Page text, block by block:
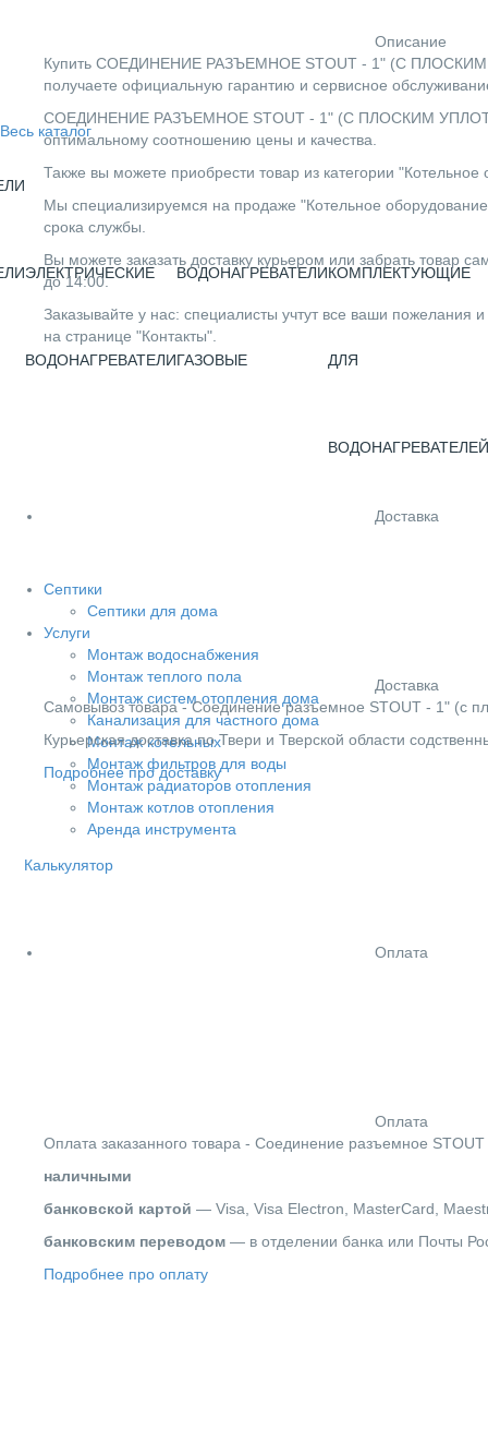
Весь каталог
ЭЛЕКТРИЧЕСКИЕ
ВОДОНАГРЕВАТЕЛИ
ВОДОНАГРЕВАТЕЛИ
ГАЗОВЫЕ
КОМПЛЕКТУЮЩИЕ
ДЛЯ
ВОДОНАГРЕВАТЕЛЕЙ
Септики
Септики для дома
Услуги
Монтаж водоснабжения
Монтаж теплого пола
Монтаж систем отопления дома
Канализация для частного дома
Монтаж котельных
Монтаж фильтров для воды
Монтаж радиаторов отопления
Монтаж котлов отопления
Аренда инструмента
Калькулятор
Описание
Купить СОЕДИНЕНИЕ РАЗЪЕМНОЕ STOUT - 1" (С ПЛОСКИМ
получаете официальную гарантию и сервисное
СОЕДИНЕНИЕ РАЗЪЕМНОЕ STOUT - 1" (С ПЛОСКИМ
оптимальному соотношению цены и качества.
Также вы можете приобрести товар из категории
Мы специализируемся на продаже "Котельное
срока службы.
Вы можете заказать доставку курьером или забрать товар
до 14:00.
Заказывайте у нас: специалисты учтут все ваши
на странице "Контакты".
Доставка
Доставка
Cамовывоз товара - Соединение разъемное STOUT - 1" (с
Курьерская доставка по Твери и Тверской области
Подробнее про доставку
Оплата
Оплата
Оплата заказанного товара - Соединение разъемное
наличными
банковской картой — Visa, Visa Electron, MasterCard,
банковским переводом — в отделении банка или Почты
Подробнее про оплату